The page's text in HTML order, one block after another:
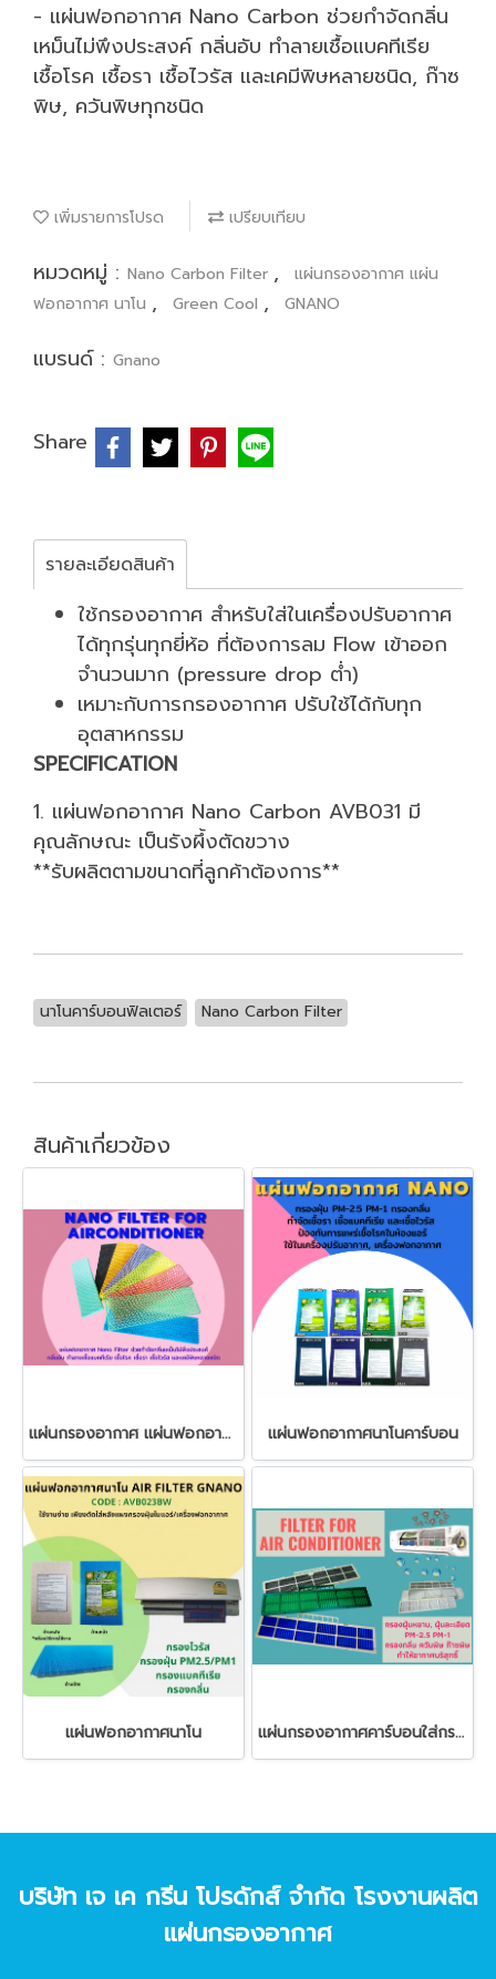
- แผ่นฟอกอากาศ Nano Carbon ช่วยกำจัดกลิ่น
เหม็นไม่พึงประสงค์ กลิ่นอับ ทำลายเชื้อแบคทีเรีย
เชื้อโรค เชื้อรา เชื้อไวรัส และเคมีพิษหลายชนิด, ก๊าซ
พิษ, ควันพิษทุกชนิด
เพิ่มรายการโปรด เปรียบเทียบ
หมวดหมู่ : Nano Carbon Filter ,
แผ่นกรองอากาศ แผ่น
ฟอกอากาศ นาโน , Green Cool , GNANO
แบรนด์ : Gnano
Share
รายละเอียดสินค้า
ใช้กรองอากาศ สำหรับใส่ในเครื่องปรับอากาศ
ได้ทุกรุ่นทุกยี่ห้อ ที่ต้องการลม Flow เข้าออก
จำนวนมาก (pressure drop ต่ำ)
เหมาะกับการกรองอากาศ ปรับใช้ได้กับทุก
อุตสาหกรรม
SPECIFICATION
1. แผ่นฟอกอากาศ Nano Carbon AVB031 มี
คุณลักษณะ เป็นรังผึ้งตัดขวาง
**รับผลิตตามขนาดที่ลูกค้าต้องการ**
นาโนคาร์บอนฟิลเตอร์ Nano Carbon Filter
สินค้าเกี่ยวข้อง
แผ่นกรองอากาศ แผ่นฟอกอากาศ นาโน แผ่นฟอกอากาศนาโนคาร์บอน
แผ่นฟอกอากาศนาโน แผ่นกรองอากาศคาร์บอนใส่กรอบพลาสติก
บริษัท เจ เค กรีน โปรดักส์ จํากัด โรงงานผลิต
แผ่นกรองอากาศ